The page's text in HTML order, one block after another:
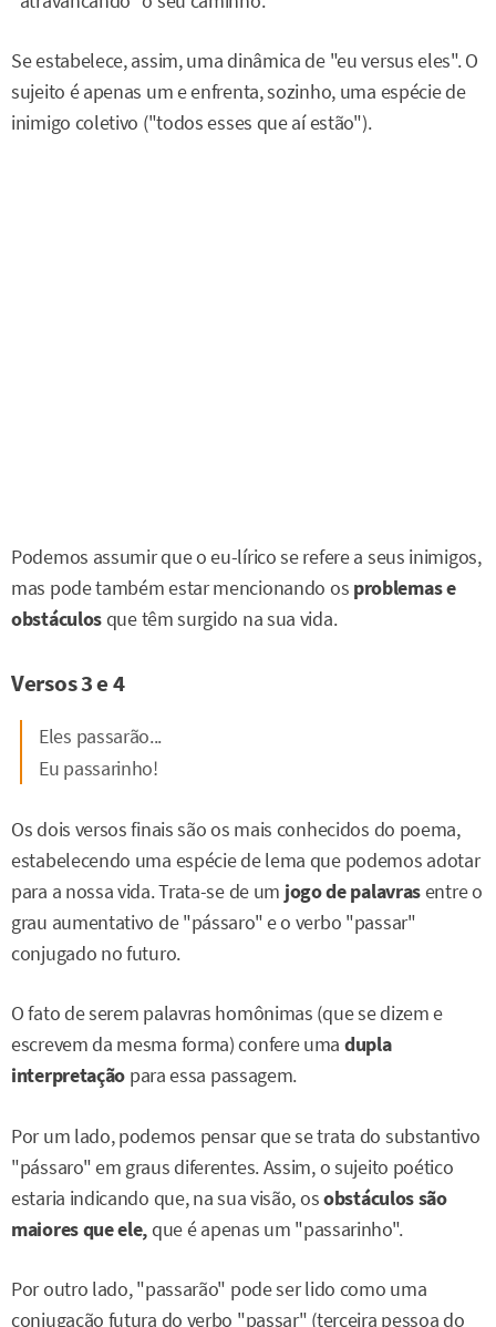
Se estabelece, assim, uma dinâmica de "eu versus eles". O
sujeito é apenas um e enfrenta, sozinho, uma espécie de
inimigo coletivo ("todos esses que aí estão").
Podemos assumir que o eu-lírico se refere a seus inimigos,
mas pode também estar mencionando os problemas e
obstáculosque têm surgido na sua vida.
Versos 3 e 4
Eles passarão...
Eu passarinho!
Os dois versos finais são os mais conhecidos do poema,
estabelecendo uma espécie de lema que podemos adotar
para a nossa vida. Trata-se de um jogo de palavrasentre o
grau aumentativo de "pássaro" e o verbo "passar"
conjugado no futuro.
O fato de serem palavras homônimas (que se dizem e
escrevem da mesma forma) confere uma dupla
interpretação para essa passagem.
Por um lado, podemos pensar que se trata do substantivo
"pássaro" em graus diferentes. Assim, o sujeito poético
estaria indicando que, na sua visão, osobstáculos são
maiores que ele,que é apenas um "passarinho".
Por outro lado, "passarão" pode ser lido como uma
conjugação futura do verbo "passar" (terceira pessoa do